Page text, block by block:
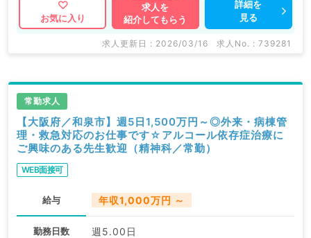
お気に入り
求人を
紹介してもらう
詳細を
見る
求人更新日 : 2026/03/16 求人No. : 739281
常勤求人
【大阪府／和泉市】週5日1,500万円～◎外来・病棟管
理・救急対応のお仕事です☆アルコール依存症治療に
ご興味のある先生歓迎（精神科／常勤）
WEB面接可
給与 年収1,000万円 ～
勤務日数 週5.00日